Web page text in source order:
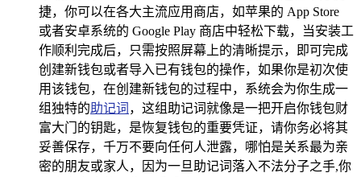
捷，你可以在各大主流应用商店，如苹果的 App Store
或者安卓系统的 Google Play 商店中轻松下载，当安装工
作顺利完成后，只需按照屏幕上的清晰提示，即可完成
创建新钱包或者导入已有钱包的操作，如果你是初次使
用该钱包，在创建新钱包的过程中，系统会为你生成一
组独特的助记词 ，这组助记词就像是一把开启你钱包财
富大门的钥匙，是恢复钱包的重要凭证，请你务必将其
妥善保存，千万不要向任何人泄露，哪怕是关系最为亲
密的朋友或家人，因为一旦助记词落入不法分子之手,你